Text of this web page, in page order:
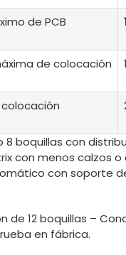
de PCB
de colocación
8 boquillas con
con menos calzos
con soporte
de 12 boquillas –
en fábrica.